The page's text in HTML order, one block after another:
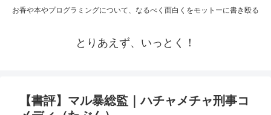
お香や本やプログラミングについて、なるべく面白くをモットーに書き殴る
とりあえず、いっとく！
【書評】マル暴総監｜ハチャメチャ刑事コ